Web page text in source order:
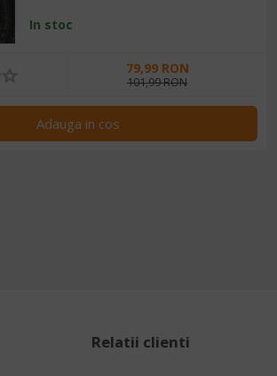
In stoc
79,99 RON
101,99 RON
Adauga in cos
Relatii clienti